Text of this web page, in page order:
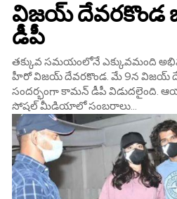
విజయ్ దేవరకొండ
డీపీ
తక్కువ సమయంలోనే ఎక్కువమంది
హీరో విజయ్ దేవరకొండ. మే 9న విజయ్
సందర్భంగా కామన్ డీపీ విడుదలైంది.
సోషల్ మీడియాలో సంబరాలు...